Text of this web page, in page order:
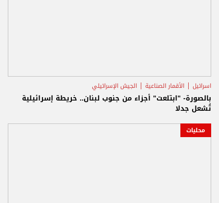
اسرائيل الأقمار الصناعية الجيش الإسرائيلي
بالصورة- "ابتلعت" أجزاء من جنوب لبنان.. خريطة إسرائيلية
تُشعل جدلا
محليات